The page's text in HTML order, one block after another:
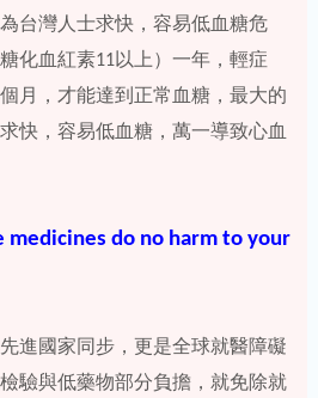
台灣人士求快，容易低血糖危
化血紅素11以上）一年，輕症
月，才能達到正常血糖，最大的
快，容易低血糖，萬一導致心血
do no harm to your
進國家同步，更是全球就醫障礙
驗與低藥物部分負擔，就免除就